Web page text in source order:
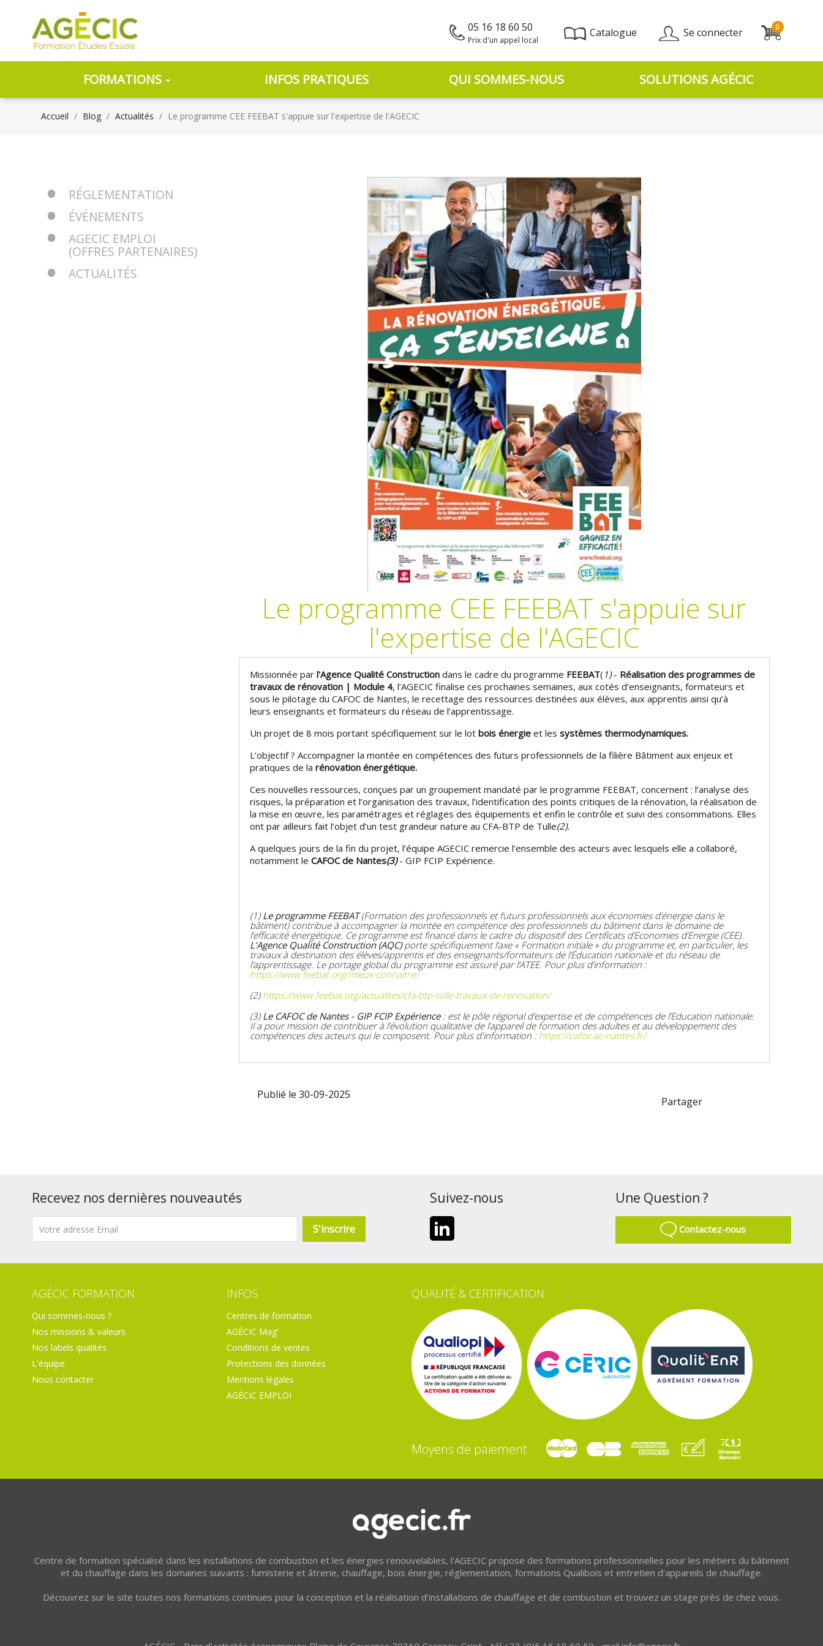
05 16 18 60 50
Prix d'un appel local
Catalogue Se connecter 0
FORMATIONS INFOS PRATIQUES QUI SOMMES-NOUS SOLUTIONS AGÉCIC
Accueil Blog Actualités Le programme CEE FEEBAT s'appuie sur l'expertise de l'AGECIC
RÉGLEMENTATION
ÉVÉNEMENTS
AGECIC EMPLOI
(OFFRES PARTENAIRES)
ACTUALITÉS
Le programme CEE FEEBAT s'appuie sur
l'expertise de l'AGECIC
Missionnée par l'Agence Qualité Constructiondans le cadre du programme FEEBAT( 1)- Réalisation des programmes de
travaux de rénovation | Module 4, l’AGECIC finalise ces prochaines semaines, aux cotés d’enseignants, formateurs et
sous le pilotage du CAFOC de Nantes, le recettage des ressources destinées aux élèves, aux apprentis ainsi qu’à
leurs enseignants et formateurs du réseau de l’apprentissage.
Un projet de 8 mois portant spécifiquement sur le lot bois énergieet les systèmes thermodynamiques.
L’objectif ? Accompagner la montée en compétences des futurs professionnels de la filière Bâtiment aux enjeux et
pratiques de la rénovation énergétique.
Ces nouvelles ressources, conçues par un groupement mandaté par le programme FEEBAT, concernent : l’analyse des
risques, la préparation et l’organisation des travaux, l’identification des points critiques de la rénovation, la réalisation de
la mise en œuvre, les paramétrages et réglages des équipements et enfin le contrôle et suivi des consommations. Elles
ont par ailleurs fait l’objet d’un test grandeur nature au CFA-BTP de Tulle(2).
A quelques jours de la fin du projet, l’équipe AGECIC remercie l’ensemble des acteurs avec lesquels elle a collaboré,
notamment le CAFOC de Nantes(3)- GIP FCIP Expérience.
(1) Le programme FEEBAT(Formation des professionnels et futurs professionnels aux économies d’énergie dans le
bâtiment) contribue à accompagner la montée en compétence des professionnels du bâtiment dans le domaine de
l’efficacité énergétique. Ce programme est financé dans le cadre du dispositif des Certificats d’Economies d’Energie (CEE).
L’Agence Qualité Construction (AQC)porte spécifiquement l’axe « Formation initiale » du programme et, en particulier, les
travaux à destination des élèves/apprentis et des enseignants/formateurs de l’Éducation nationale et du réseau de
l’apprentissage. Le portage global du programme est assuré par l’ATEE. Pour plus d’information :
https://www.feebat.org/mieux-connaitre/
(2) https://www.feebat.org/actualites/cfa-btp-tulle-travaux-de-renovation/
(3)Le CAFOC de Nantes - GIP FCIP Expérience: est le pôle régional d’expertise et de compétences de l’Education nationale.
Il a pour mission de contribuer à l’évolution qualitative de l’appareil de formation des adultes et au développement des
compétences des acteurs qui le composent. Pour plus d'information : https://cafoc.ac-nantes.fr/
Publié le 30-09-2025
Partager
Recevez nos dernières nouveautés Suivez-nous Une Question ?
Contactez-nous
AGÉCIC FORMATION
Qui sommes-nous ?
Nos missions & valeurs
Nos labels qualités
L'équipe
Nous contacter
INFOS
Centres de formation
AGÉCIC Mag'
Conditions de ventes
Protections des données
Mentions légales
AGÉCIC EMPLOI
QUALITÉ & CERTIFICATION
Moyens de paiement
Centre de formation spécialisé dans les installations de combustion et les énergies renouvelables, l'AGECIC propose des formations professionnelles pour les métiers du bâtiment
et du chauffage dans les domaines suivants : fumisterie et âtrerie, chauffage, bois énergie, réglementation, formations Qualibois et entretien d'appareils de chauffage.
Découvrez sur le site toutes nos formations continues pour la conception et la réalisation d'installations de chauffage et de combustion et trouvez un stage près de chez vous.